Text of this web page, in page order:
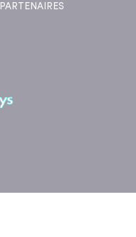
PARTENAIRES